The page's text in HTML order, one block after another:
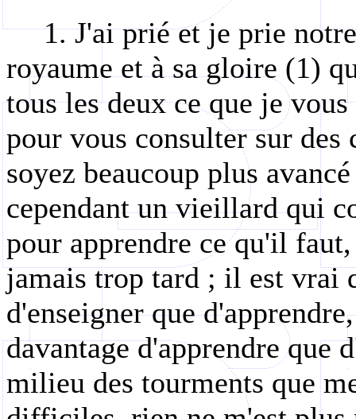
1. J'ai prié et je prie
royaume et à sa gloire (1)
tous les deux ce que je
pour vous consulter sur des
soyez beaucoup plus
cependant un vieillard qui
pour apprendre ce qu'il
jamais trop tard ; il est vrai
d'enseigner que
davantage d'apprendre que
milieu des tourments que